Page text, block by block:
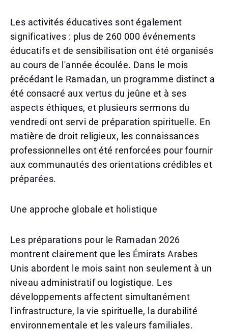
Les activités éducatives sont également
significatives : plus de 260 000 événements
éducatifs et de sensibilisation ont été organisés
au cours de l'année écoulée. Dans le mois
précédant le Ramadan, un programme distinct a
été consacré aux vertus du jeûne et à ses
aspects éthiques, et plusieurs sermons du
vendredi ont servi de préparation spirituelle. En
matière de droit religieux, les connaissances
professionnelles ont été renforcées pour fournir
aux communautés des orientations crédibles et
préparées.
Une approche globale et holistique
Les préparations pour le Ramadan 2026
montrent clairement que les Émirats Arabes
Unis abordent le mois saint non seulement à un
niveau administratif ou logistique. Les
développements affectent simultanément
l'infrastructure, la vie spirituelle, la durabilité
environnementale et les valeurs familiales.